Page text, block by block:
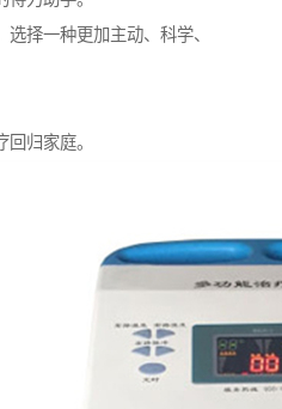
择一种更加主动、科学、
归家庭。